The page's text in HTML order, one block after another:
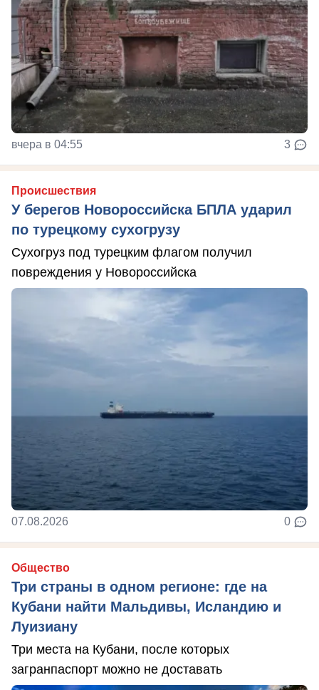
вчера в 04:55 3
Происшествия
У берегов Новороссийска БПЛА ударил
по турецкому сухогрузу
Сухогруз под турецким флагом получил
повреждения у Новороссийска
07.08.2026 0
Общество
Три страны в одном регионе: где на
Кубани найти Мальдивы, Исландию и
Луизиану
Три места на Кубани, после которых
загранпаспорт можно не доставать